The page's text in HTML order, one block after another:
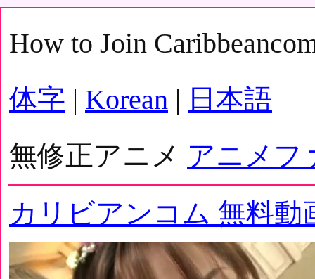
How to Join
体字 | Korean | 日本語
無修正アニメ アニメフ
カリビアンコム 無料動